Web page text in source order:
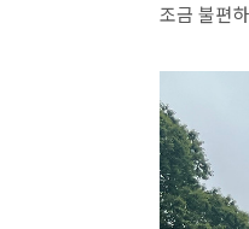
조금 불편